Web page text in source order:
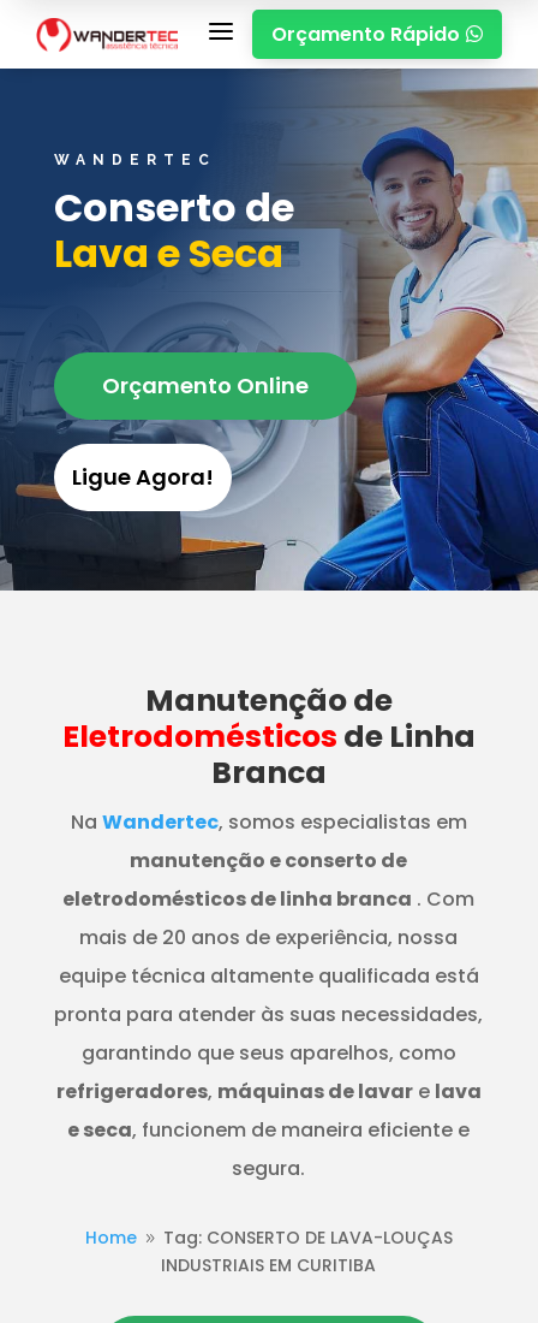
a Orçamento Rápido 
WANDERTEC
Conserto de
Lava e Seca
Orçamento Online
Ligue Agora!
Manutençãode
Eletrodomésticos de Linha
Branca
Na Wandertec, somos especialistas em
manutenção e conserto de
eletrodomésticos de linha branca . Com
mais de 20 anos de experiência, nossa
equipe técnica altamente qualificada está
pronta para atender às suas necessidades,
garantindo que seus aparelhos, como
refrigeradores, máquinas de lavare lava
e seca, funcionem de maneira eficiente e
segura.
Home 9 Tag: CONSERTO DE LAVA-LOUÇAS
INDUSTRIAIS EM CURITIBA